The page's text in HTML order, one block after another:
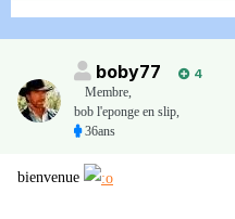
boby77
4
Membre,
bob l'eponge en slip,
36ans
bienvenue